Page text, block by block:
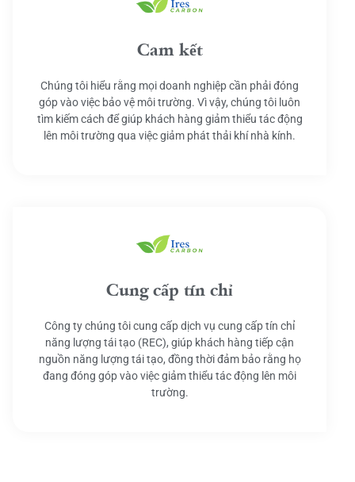
Cam kết
Chúng tôi hiểu rằng mọi doanh nghiệp cần phải đóng
góp vào việc bảo vệ môi trường. Vì vậy, chúng tôi luôn
tìm kiếm cách để giúp khách hàng giảm thiểu tác động
lên môi trường qua việc giảm phát thải khí nhà kính.
Cung cấp tín chỉ
Công ty chúng tôi cung cấp dịch vụ cung cấp tín chỉ
năng lượng tái tạo (REC), giúp khách hàng tiếp cận
nguồn năng lượng tái tạo, đồng thời đảm bảo rằng họ
đang đóng góp vào việc giảm thiểu tác động lên môi
trường.